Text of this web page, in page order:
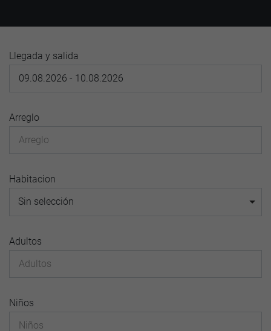
Llegada y salida
Arreglo
Habitacion
Sin selección
Adultos
Niños